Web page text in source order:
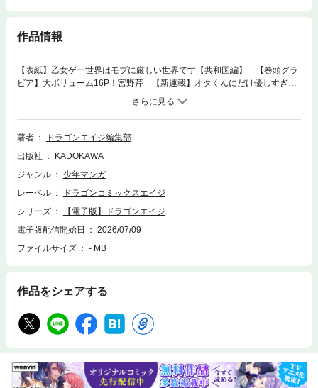
作品情報
【表紙】乙女ゲー世界はモブに厳しい世界です【共和国編】 【巻頭グラ
ビア】大ボリューム16P！宮野芹 【新連載】オタくんにだけ優しすぎる
アヤメさん【本書は、『ドラゴンエイジ 2026年8月号』を電子配信用に再
構築したものです。電子化に伴い、一部省略されたページがございます。
紙の雑誌についている付録がついていない場合があります。 本文中に掲載
されている情報、価格は、2026年7月現在のものです。内容につきまして
スプレイを備えた端末で読むことに適しています。また、文字列のハイラ
イトや検索、辞書の参照などの機能が使用できません】
著者
ドラゴンエイジ編集部
出版社
KADOKAWA
ジャンル
少年マンガ
レーベル
ドラゴンコミックスエイジ
シリーズ
【電子版】ドラゴンエイジ
電子版配信開始日
2026/07/09
ファイルサイズ
- MB
作品をシェアする